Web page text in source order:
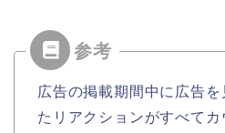
広告の掲載期間中に広告
たリアクションがすべてカ